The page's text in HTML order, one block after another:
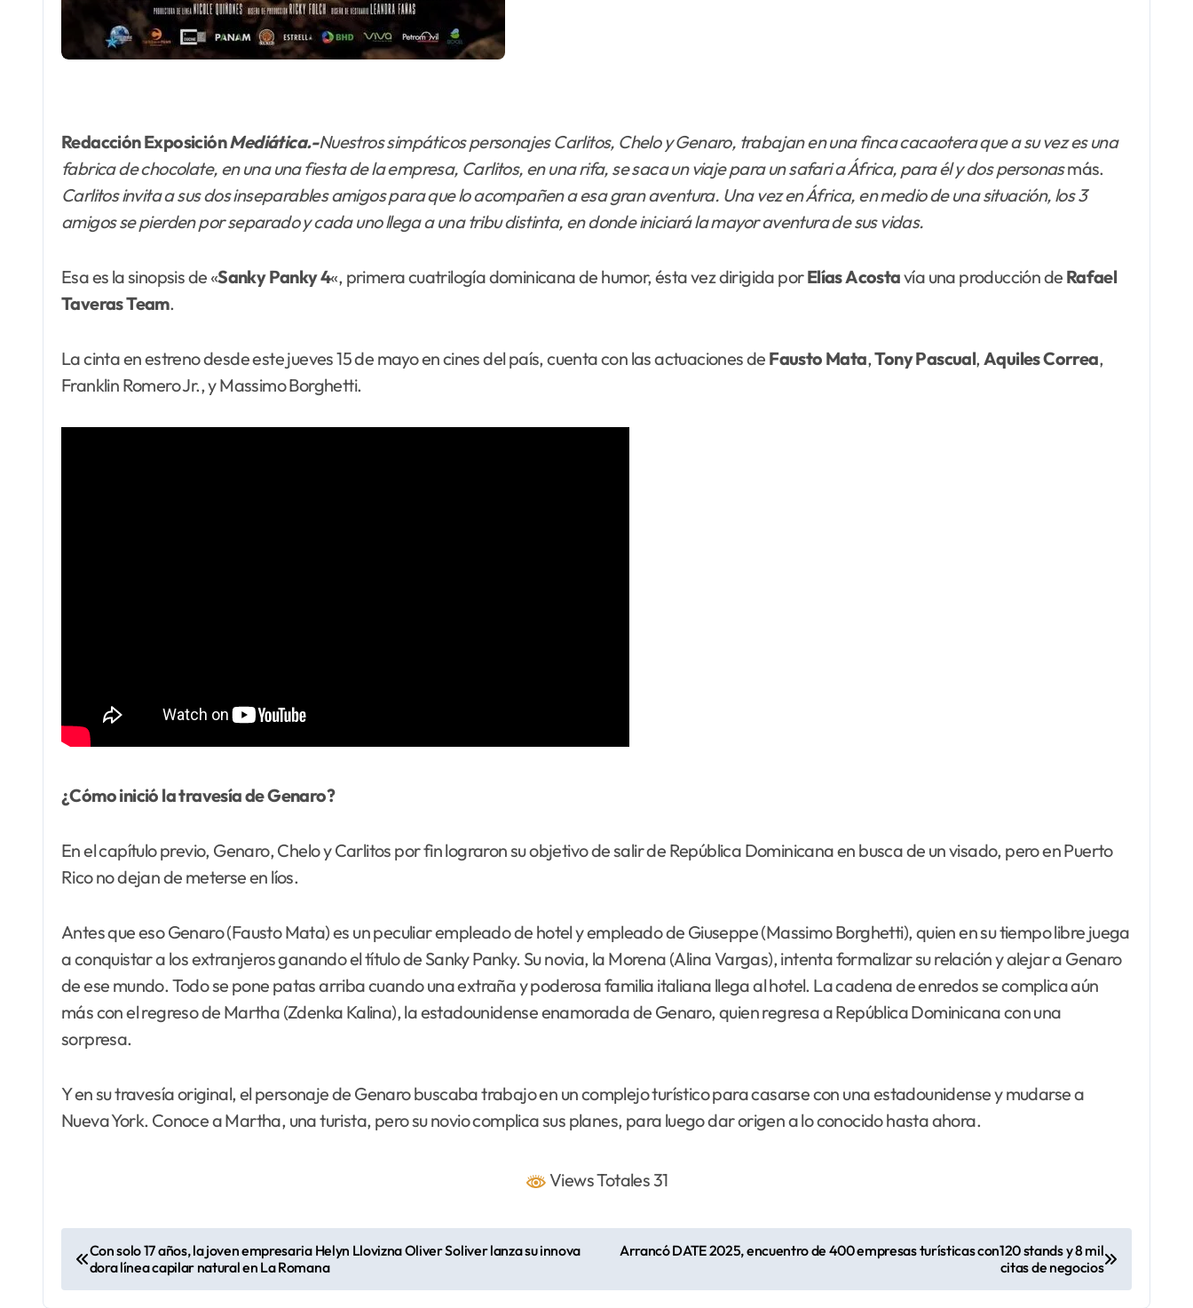
Redacción ExposiciónMediática.-Nuestros simpáticos personajes Carlitos, Chelo y Genaro, trabajan en una finca cacaotera que a su vez es una
fabrica de chocolate, en una una fiesta de la empresa, Carlitos, en una rifa, se saca un viaje para un safari a África, para él y dos personasmás.
Carlitos invita a sus dos inseparables amigos para que lo acompañen a esa gran aventura. Una vez en África, en medio de una situación, los 3
amigos se pierden por separado y cada uno llega a una tribu distinta, en donde iniciará la mayor aventura de sus vidas.
Esa es la sinopsis de «Sanky Panky 4«, primera cuatrilogía dominicana de humor, ésta vez dirigida porElíasAcostavía una producción de Rafael
Taveras Team.
La cinta en estreno desde este jueves 15 de mayo en cines del país, cuenta con las actuaciones de Fausto Mata,Tony Pascual, Aquiles Correa,
Franklin Romero Jr., y Massimo Borghetti.
¿Cómo inició la travesía de Genaro?
En el capítulo previo, Genaro, Chelo y Carlitos por fin lograron su objetivo de salir de República Dominicana en busca de un visado, pero en Puerto
Rico no dejan de meterse en líos.
Antes que eso Genaro (Fausto Mata) es un peculiar empleado de hotel y empleado de Giuseppe (Massimo Borghetti), quien en su tiempo libre juega
a conquistar a los extranjeros ganando el título de Sanky Panky. Su novia, la Morena (Alina Vargas), intenta formalizar su relación y alejar a Genaro
de ese mundo. Todo se pone patas arriba cuando una extraña y poderosa familia italiana llega al hotel. La cadena de enredos se complica aún
más con el regreso de Martha (Zdenka Kalina), la estadounidense enamorada de Genaro, quien regresa a República Dominicana con una
sorpresa.
Y en su travesía original, el personaje de Genaro buscaba trabajo en un complejo turístico para casarse con una estadounidense y mudarse a
Nueva York. Conoce a Martha, una turista, pero su novio complica sus planes, para luego dar origen a lo conocido hasta ahora.
Views Totales 31
N
a
Con solo 17 años, la joven empresaria Helyn Llovizna Oliver Soliver lanza su innova
dora línea capilar natural en La Romana
Arrancó DATE 2025, encuentro de 400 empresas turísticas con120 stands y 8 mil
citas de negocios